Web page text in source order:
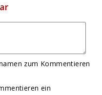
zum Kommentieren
ein